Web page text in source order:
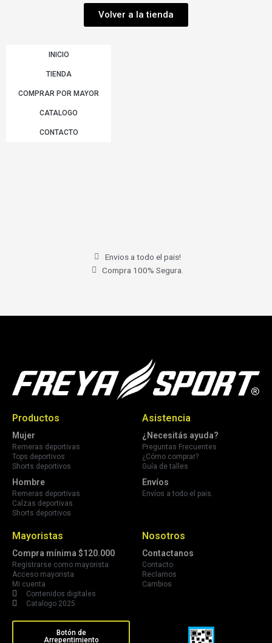
Volver a la tienda
INICIO
TIENDA
COMPRAR POR MAYOR
CATALOGO
CONTACTO
Envios a todo el pais!
Compra 100% Segura.
Productos
Mujer
Remeras deportivas
Tops deportivos
Shorts deportivos
Hombre
Remeras deportivas
Calzas deportivas
Shorts deportivos
Asistencia
¿Necesitás ayuda?
Preguntas Frecuentes
¿Cómo comprar?
Guía de talles
Envíos
Envíos a todo el pais.
Mayoristas
Compra mínima $120.000
Registrarse como mayorista
Acceso mayorista
Mi cuenta
Contenidos digitales
Catalogo 2025
Botón de
Arrepentimiento
Nosotros
Contactanos
Contacto
Reclamos
Cambios